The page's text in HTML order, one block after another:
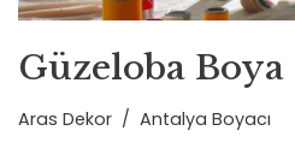
Güzeloba Boya
Aras Dekor Antalya Boyacı